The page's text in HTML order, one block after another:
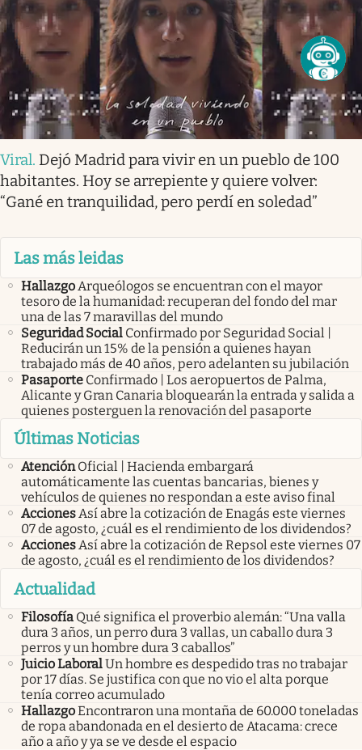
Viral. Dejó Madrid para vivir en un pueblo de 100
habitantes. Hoy se arrepiente y quiere volver:
“Gané en tranquilidad, pero perdí en soledad”
Las más leidas
HallazgoArqueólogos se encuentran con el mayor
tesoro de la humanidad: recuperan del fondo del mar
una de las 7 maravillas del mundo
Seguridad Social Confirmado por Seguridad Social |
Reducirán un 15% de la pensión a quienes hayan
trabajado más de 40 años, pero adelanten su jubilación
Pasaporte Confirmado | Los aeropuertos de Palma,
Alicante y Gran Canaria bloquearán la entrada y salida a
quienes posterguen la renovación del pasaporte
Últimas Noticias
Atención Oficial | Hacienda embargará
automáticamente las cuentas bancarias, bienes y
vehículos de quienes no respondan a este aviso final
AccionesAsí abre la cotización de Enagás este viernes
07 de agosto, ¿cuál es el rendimiento de los dividendos?
AccionesAsí abre la cotización de Repsol este viernes 07
de agosto, ¿cuál es el rendimiento de los dividendos?
Actualidad
Filosofía Qué significa el proverbio alemán: “Una valla
dura 3 años, un perro dura 3 vallas, un caballo dura 3
perros y un hombre dura 3 caballos”
Juicio LaboralUn hombre es despedido tras no trabajar
por 17 días. Se justifica con que no vio el alta porque
tenía correo acumulado
HallazgoEncontraron una montaña de 60.000 toneladas
de ropa abandonada en el desierto de Atacama: crece
año a año y ya se ve desde el espacio